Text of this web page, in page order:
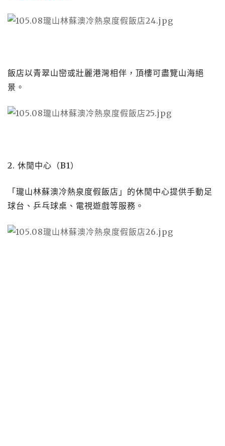
飯店以青翠山巒或壯麗港灣相伴，頂樓可盡覽山海絕
景。
2. 休閒中心（B1）
「瓏山林蘇澳冷熱泉度假飯店」的休閒中心提供手動足
球台、乒乓球桌、電視遊戲等服務。